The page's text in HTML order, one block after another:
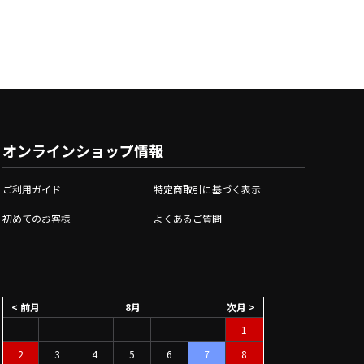
オンラインショップ情報
ご利用ガイド 特定商取引に基づく表示
初めてのお客様 よくあるご質問
8月
< 前月
次月 >
1
2
3 4 5 6 7 8